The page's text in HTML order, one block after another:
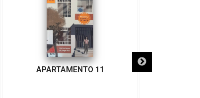
APARTAMENTO 11